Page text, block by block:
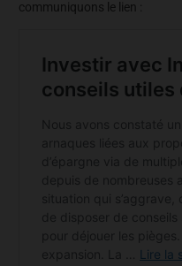
communiquons le lien :